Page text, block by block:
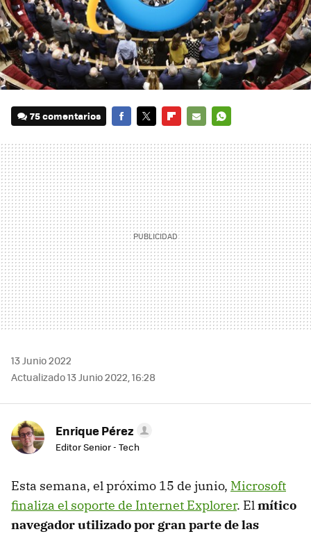
75 comentarios
MAIL
13 Junio 2022
Actualizado 13 Junio 2022, 16:28
Enrique Pérez
Editor Senior - Tech
Esta semana, el próximo 15 de junio, Microsoft
finaliza el soporte de Internet Explorer. Elmítico
navegador utilizado por gran parte de las